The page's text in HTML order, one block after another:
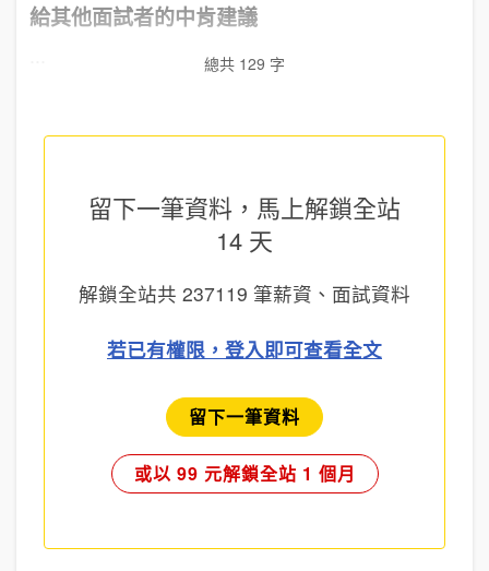
給其他面試者的中肯建議
總共 129 字
留下一筆資料，馬上解鎖全站
14 天
解鎖全站共 237119 筆薪資、面試資料
若已有權限，登入即可查看全文
留下一筆資料
或以 99 元解鎖全站 1 個月